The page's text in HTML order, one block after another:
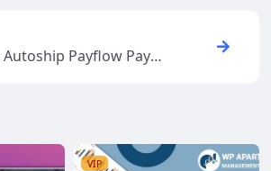
Payflow Payme
VIP